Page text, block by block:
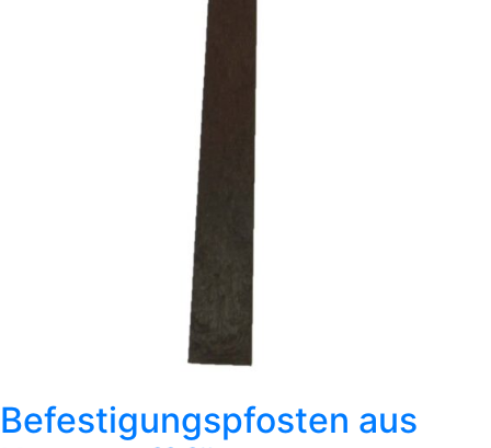
Befestigungspfosten aus